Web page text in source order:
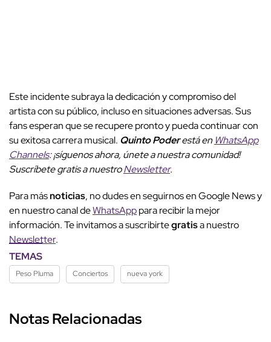
Este incidente subraya la dedicación y compromiso del
artista con su público, incluso en situaciones adversas. Sus
fans esperan que se recupere pronto y pueda continuar con
su exitosa carrera musical. Quinto Poderestá en WhatsApp
Channels: ¡síguenos ahora, únete a nuestra comunidad!
Suscríbete gratis a nuestroNewsletter.
Para másnoticias, no dudes en seguirnos en Google News y
en nuestro canal deWhatsApppara recibir la mejor
información. Te invitamos a suscribirtegratisa nuestro
Newsletter.
TEMAS
Peso Pluma Conciertos nueva york
Notas Relacionadas